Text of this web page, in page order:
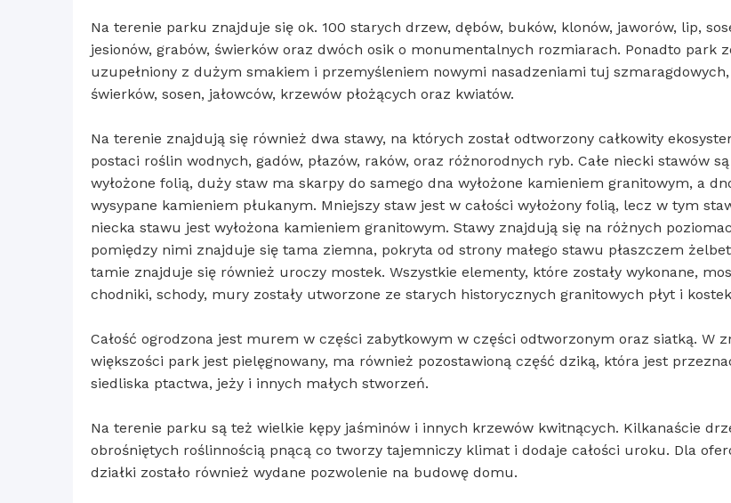
Na terenie parku znajduje się ok. 100 starych drzew, dębów, buków, klonów, jaworów, lip,
jesionów, grabów, świerków oraz dwóch osik o monumentalnych rozmiarach. Ponadto park
uzupełniony z dużym smakiem i przemyśleniem nowymi nasadzeniami tuj szmaragdowych,
świerków, sosen, jałowców, krzewów płożących oraz kwiatów.
Na terenie znajdują się również dwa stawy, na których został odtworzony całkowity
postaci roślin wodnych, gadów, płazów, raków, oraz różnorodnych ryb. Całe niecki stawów są
wyłożone folią, duży staw ma skarpy do samego dna wyłożone kamieniem granitowym, a
wysypane kamieniem płukanym. Mniejszy staw jest w całości wyłożony folią, lecz w tym
niecka stawu jest wyłożona kamieniem granitowym. Stawy znajdują się na różnych
pomiędzy nimi znajduje się tama ziemna, pokryta od strony małego stawu płaszczem
tamie znajduje się również uroczy mostek. Wszystkie elementy, które zostały wykonane,
chodniki, schody, mury zostały utworzone ze starych historycznych granitowych płyt i
Całość ogrodzona jest murem w części zabytkowym w części odtworzonym oraz siatką. W
większości park jest pielęgnowany, ma również pozostawioną część dziką, która jest
siedliska ptactwa, jeży i innych małych stworzeń.
Na terenie parku są też wielkie kępy jaśminów i innych krzewów kwitnących. Kilkanaście
obrośniętych roślinnością pnącą co tworzy tajemniczy klimat i dodaje całości uroku. Dla
działki zostało również wydane pozwolenie na budowę domu.